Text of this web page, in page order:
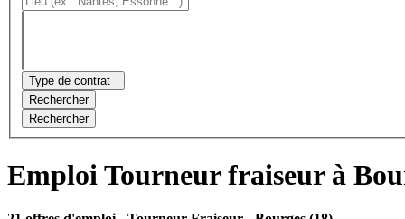
Type de contrat
Rechercher
Rechercher
Emploi Tourneur fraiseur à